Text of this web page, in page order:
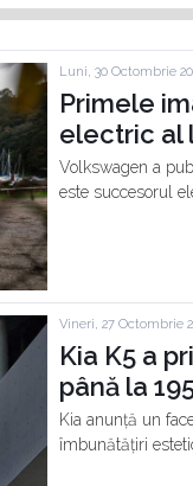
Luni, 30 Octombrie
Primele
electric al
Volkswagen a
este succesorul
Vineri, 27 Octombrie
Kia K5 a
până la
Kia anunță un
îmbunătățiri